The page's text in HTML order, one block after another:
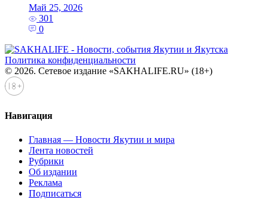
Май 25, 2026
301
0
Политика конфиденциальности
© 2026. Сетевое издание «SAKHALIFE.RU» (18+)
Навигация
Главная — Новости Якутии и мира
Лента новостей
Рубрики
Об издании
Реклама
Подписаться